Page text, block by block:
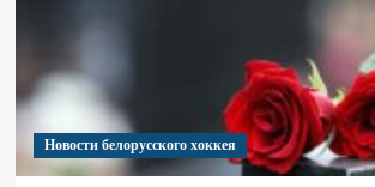
Новости белорусского хоккея